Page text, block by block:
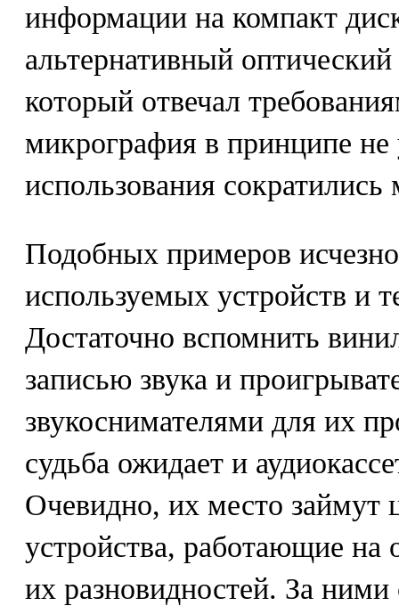
информации на компакт
альтернативный
который отвечал
микрография в принципе
использования сократились
Подобных примеров
используемых устройств и
Достаточно вспомнить
записью звука и
звукоснимателями для их
судьба ожидает и
Очевидно, их место займут
устройства, работающие на
их разновидностей. За ними